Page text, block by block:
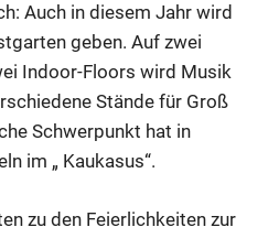
Auch in diesem Jahr wird
geben. Auf zwei
Indoor-Floors wird Musik
Stände für Groß
Schwerpunkt hat in
im „ Kaukasus“.
zu den Feierlichkeiten zur